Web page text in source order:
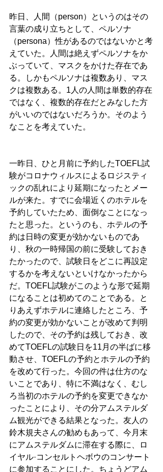
昨日、人間（person）というのはその
言葉の成り立ちとして、ペルソナ
（persona）性があるのではないかと考
えていた。人間は絶えずペルソナをか
ぶっていて、マスクをかけた存在であ
る。しかもペルソナは複数あり、マス
クは複数ある。1人の人間は単数的存在
ではなく、複数的存在だとみなした方
がいいのではないだろうか。そのよう
なことを考えていた。
一昨日、ひと月前に予約したTOEFL試
験がコロナウィルスによるロジスティ
ックの乱れにより延期になったとメー
ルが来た。すでに会場近くのホテルを
予約していたため、面倒なことになっ
たと思った。というのも、ホテルの予
約は日時の変更が効かないものであ
り、秋の一時帰国の前に受験しておき
たかったので、試験日をどこに再設定
するかを考えないといけなかったから
だ。TOEFL試験がこのような形で延期
になることは初めてのことである。と
りあえずホテルに連絡したところ、予
約の変更が効かないことが改めて判明
したので、その予約は残しておき、改
めてTOEFLの試験日を11月の半ばに移
動させ、TOEFLの予約とホテルの予約
を改めて行った。今回の件は仕方のな
いことであり、特に不満はなく、むし
ろ当初のホテルの予約を変更できなか
ったことにより、その分アムステルダ
ム観光ができる結果となった。友人の
鈴木規夫さんの勧めもあって、今月末
にアムステルダムに滞在する際に、ロ
イヤル·コンセルトヘボウのコンサート
に参加することにした。ちょうどアム